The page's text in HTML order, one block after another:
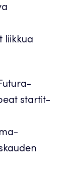
liikkua
startit-